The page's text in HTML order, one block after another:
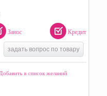
Занос Кредит
задать вопрос по товару
в список желаний